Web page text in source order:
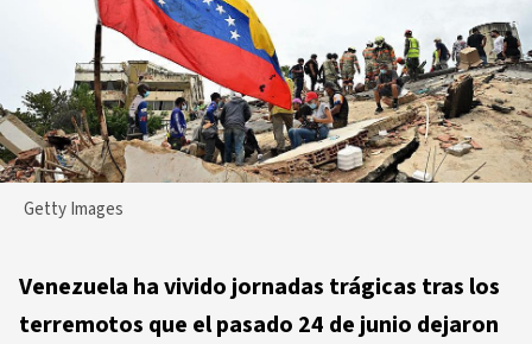
Getty Images
Venezuela ha vivido jornadas trágicas tras los
terremotos que el pasado 24 de junio dejaron